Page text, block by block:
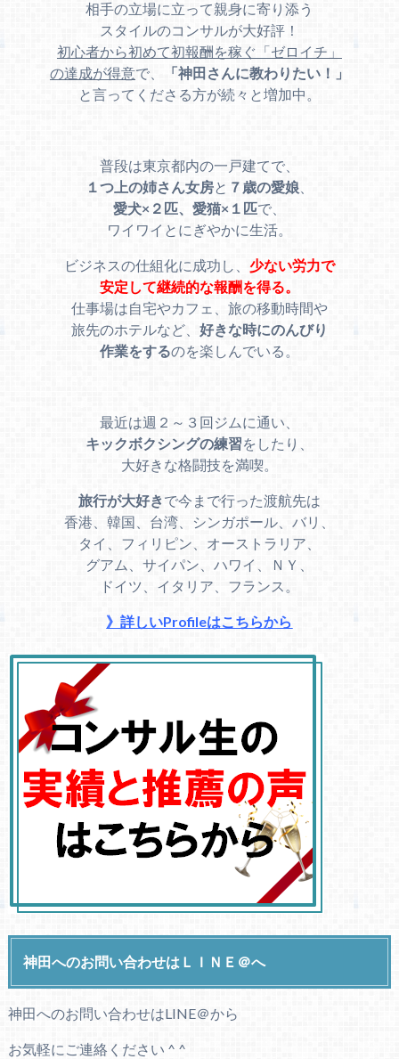
相手の立場に立って親身に寄り添う
スタイルのコンサルが大好評！
初心者から初めて初報酬を稼ぐ「ゼロイチ」
の達成が得意で、
「神田さんに教わりたい！」
と言ってくださる方が続々と増加中。
普段は東京都内の一戸建てで、
１つ上の姉さん女房と ７歳の愛娘、
愛犬×２匹、愛猫×１匹で、
ワイワイとにぎやかに生活。
ビジネスの仕組化に成功し、 少ない労力で
安定して継続的な報酬を得る。
仕事場は自宅やカフェ、旅の移動時間や
旅先のホテルなど、 好きな時にのんびり
作業をするのを楽しんでいる。
最近は週２～３回ジムに通い、
キックボクシングの練習をしたり、
大好きな格闘技を満喫。
旅行が大好きで今まで行った渡航先は
香港、韓国、台湾、シンガポール、バリ、
タイ、フィリピン、オーストラリア、
グアム、サイパン、ハワイ、ＮＹ、
ドイツ、イタリア、フランス。
》詳しいProfileはこちらから
神田へのお問い合わせはＬＩＮＥ＠へ
神田へのお問い合わせはLINE＠から
お気軽にご連絡ください ^ ^